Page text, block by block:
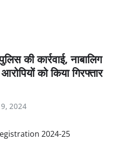
की कार्रवाई, नाबालिग
को किया गिरफ्तार
2024